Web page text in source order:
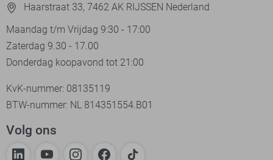
Haarstraat 33, 7462 AK RIJSSEN Nederland
Maandag t/m Vrijdag 9:30 - 17:00
Zaterdag 9.30 - 17.00
Donderdag koopavond tot 21:00
KvK-nummer: 08135119
BTW-nummer: NL 814351554.B01
Volg ons